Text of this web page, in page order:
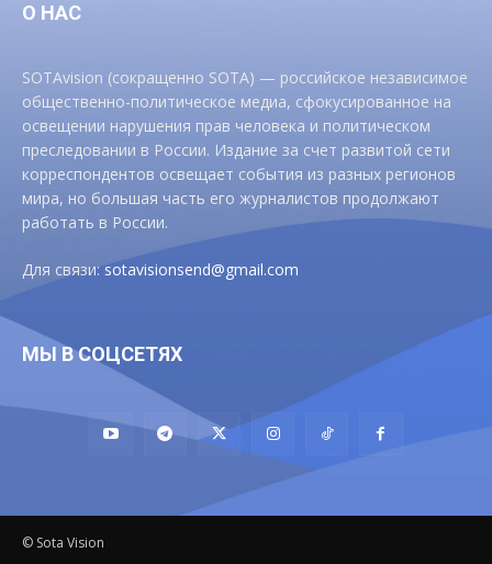
О НАС
SOTAvision (сокращенно SOTA) — российское независимое
общественно-политическое медиа, сфокусированное на
освещении нарушения прав человека и политическом
преследовании в России. Издание за счет развитой сети
корреспондентов освещает события из разных регионов
мира, но большая часть его журналистов продолжают
работать в России.
Для связи:sotavisionsend@gmail.com
МЫ В СОЦСЕТЯХ
© Sota Vision